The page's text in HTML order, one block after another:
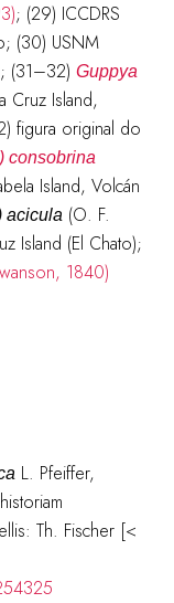
; (29) ICCDRS
(30) USNM
(31–32) Guppya
Cruz Island,
figura original do
consobrina
Island, Volcán
acicula(O. F.
Island (El Chato);
1840)
L. Pfeiffer,
Th. Fischer [<